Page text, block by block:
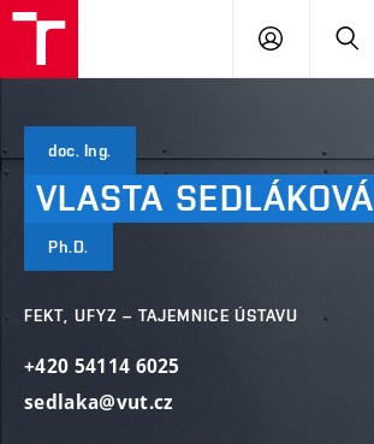
PŘIHLÁSIT
doc. Ing.
VLASTA SEDLÁKOVÁ
Ph.D.
FEKT, UFYZ – TAJEMNICE ÚSTAVU
+420 54114 6025
sedlaka@vut.cz